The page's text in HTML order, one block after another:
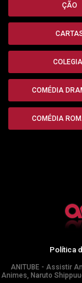
ÇÃO
COMÉDIA
COMÉDIA
Política
ANITUBE - Assistir
Animes, Naruto